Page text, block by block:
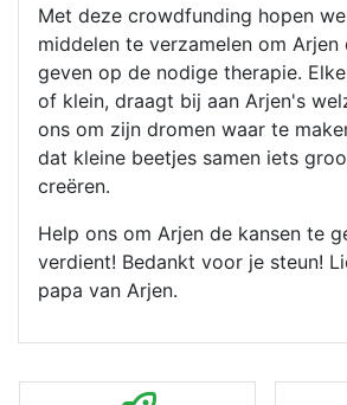
Met deze crowdfunding hopen
middelen te verzamelen om Arjen
geven op de nodige therapie.
of klein, draagt bij aan Arjen's
ons om zijn dromen waar te
dat kleine beetjes samen iets
creëren.
Help ons om Arjen de kansen te
verdient! Bedankt voor je steun!
papa van Arjen.